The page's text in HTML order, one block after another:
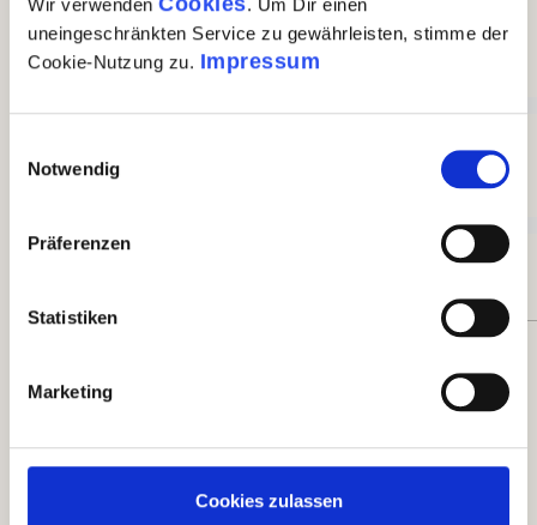
Wir verwenden
. Um Dir einen
uneingeschränkten Service zu gewährleisten, stimme der
Cookie-Nutzung zu. Impressum
Notwendig
Präferenzen
Statistiken
Marketing
Cookies zulassen
0%
Akzeptierbar (0)
0%
Teilen Sie Ihre Erfahrungen mit anderen Kunden.